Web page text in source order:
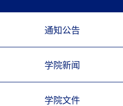
通知公告
学院新闻
学院文件